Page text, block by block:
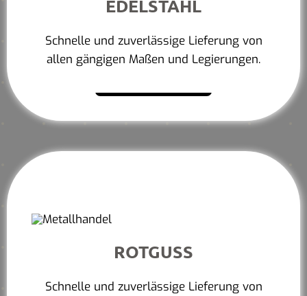
EDELSTAHL
Schnelle und zuverlässige Lieferung von
allen gängigen Maßen und Legierungen.
ROTGUSS
Schnelle und zuverlässige Lieferung von